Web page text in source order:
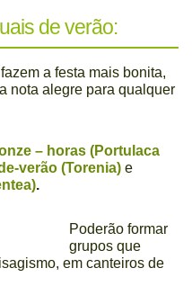
de verão:
a festa mais bonita,
nota alegre para qualquer
– horas (Portulaca
verão (Torenia) e
.
Poderão formar
grupos que
em canteiros de